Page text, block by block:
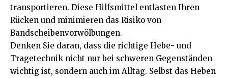
transportieren. Diese Hilfsmittel entlasten Ihren
Rücken und minimieren das Risiko von
Bandscheibenvorwölbungen.
Denken Sie daran, dass die richtige Hebe- und
Tragetechnik nicht nur bei schweren Gegenständen
wichtig ist, sondern auch im Alltag. Selbst das Heben